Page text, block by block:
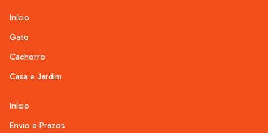
Início
Gato
Cachorro
Casa e Jardim
Início
Envio e Prazos